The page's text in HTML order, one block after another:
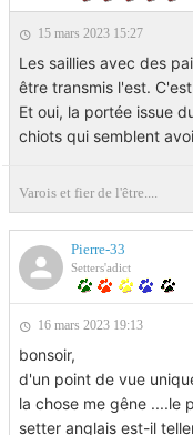
15 mars 2023 15:27
Les saillies avec des
être transmis l'est.
Et oui, la portée issue
chiots qui semblent
Varois et fier de l'être....
Pierre-33
Setters'adict
16 mars 2023 19:13
bonsoir,
d'un point de vue
la chose me gêne ....le
setter anglais est-il